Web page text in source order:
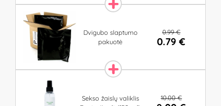
Dvigubo slaptumo
pakuotė
0.99 €
0.79 €
Sekso žaislų valiklis
10.00 €